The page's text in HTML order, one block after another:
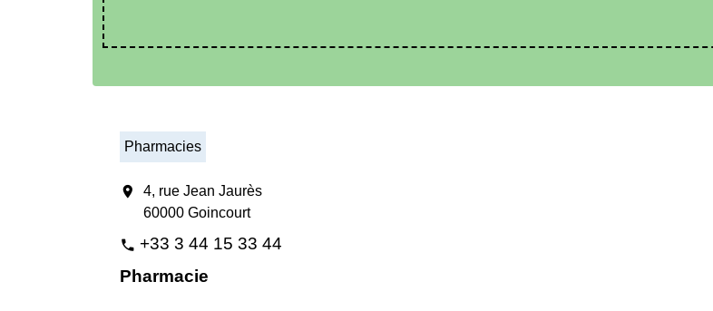
Pharmacies
location_on
4, rue Jean Jaurès
60000 Goincourt
phone +33 3 44 15 33 44
Pharmacie